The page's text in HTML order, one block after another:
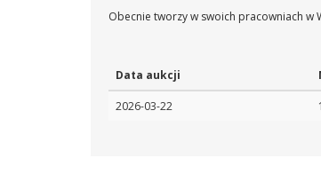
Obecnie tworzy w swoich pracowniach w
Data aukcji
2026-03-22